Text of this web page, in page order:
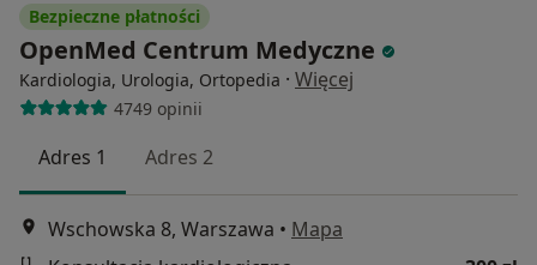
Bezpieczne płatności
OpenMed Centrum Medyczne
Kardiologia, Urologia, Ortopedia · Więcej
4749 opinii
Adres 1 Adres 2
Wschowska 8, Warszawa • Mapa